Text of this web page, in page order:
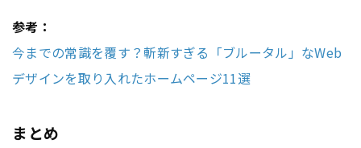
参考：
今までの常識を覆す？斬新すぎる「ブルータル」なWeb
デザインを取り入れたホームページ11選
まとめ